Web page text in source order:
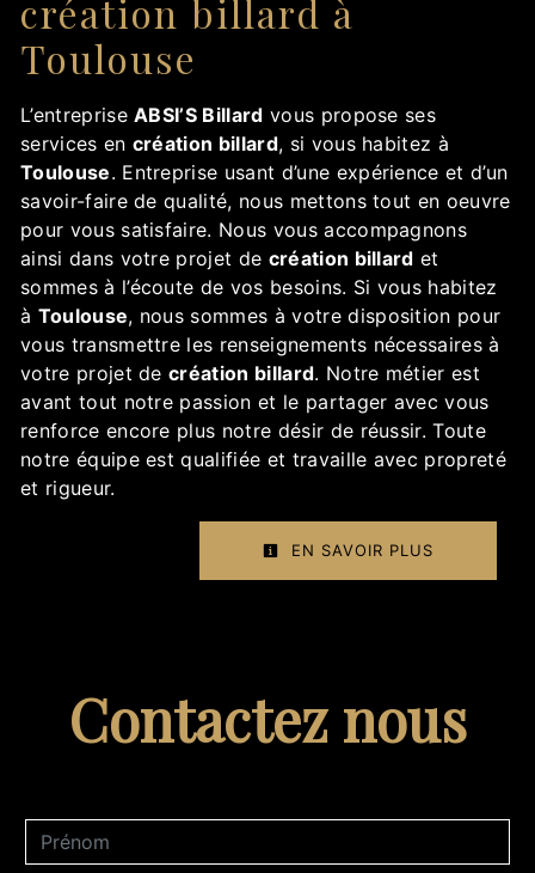
création billard à
Toulouse
L’entrepriseABSI’S Billard vous propose ses
services en création billard, si vous habitez à
Toulouse. Entreprise usant d’une expérience et d’un
savoir-faire de qualité, nous mettons tout en oeuvre
pour vous satisfaire. Nous vous accompagnons
ainsi dans votre projet de création billard et
sommes à l’écoute de vos besoins. Si vous habitez
à Toulouse, nous sommes à votre disposition pour
vous transmettre les renseignements nécessaires à
votre projet decréation billard. Notre métier est
avant tout notre passion et le partager avec vous
renforce encore plus notre désir de réussir. Toute
notre équipe est qualifiée et travaille avec propreté
et rigueur.
EN SAVOIR PLUS
Contactez nous